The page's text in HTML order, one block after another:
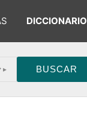
DICCIONARIO
▸